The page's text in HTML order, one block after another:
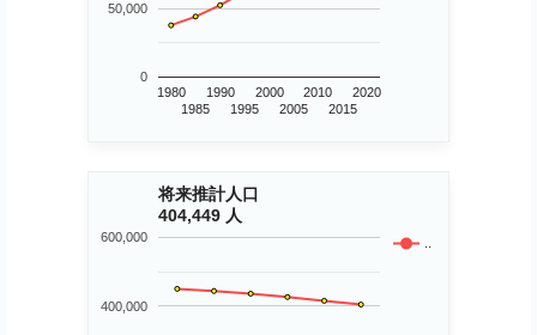
1980
1985
1990
1995
2000
2005
2010
2015
2020
0
50,000
将来推計人口
404,449 人
..
400,000
600,000